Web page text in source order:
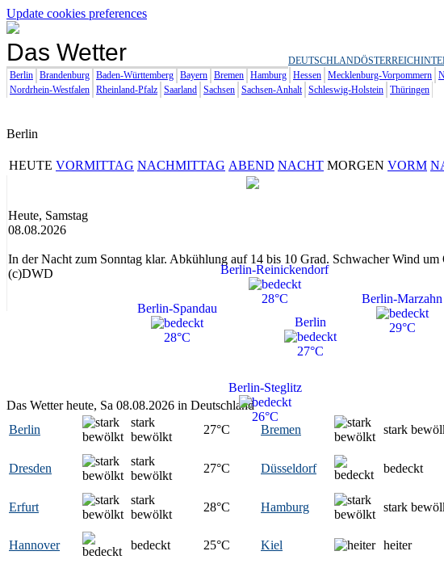
Update cookies preferences
Das Wetter DEUTSCHLANDÖSTERREICH
Berlin Brandenburg Baden-Württemberg Bayern Bremen Hamburg Hessen Mecklenburg-Vorpommern
Nordrhein-Westfalen Rheinland-Pfalz Saarland Sachsen Sachsen-Anhalt Schleswig-Holstein Thüringen
Berlin
HEUTE VORMITTAG NACHMITTAG ABEND NACHT MORGEN VORM
Berlin
27°C
Berlin-Spandau
28°C
Berlin-Reinickendorf
28°C Berlin-Marzahn
29°C
Berlin-Steglitz
26°C
Heute, Samstag
08.08.2026
In der Nacht zum Sonntag klar. Abkühlung auf 14 bis 10 Grad. Schwacher Wind um
(c)DWD
Das Wetter heute, Sa 08.08.2026 in Deutschland
Berlin
stark
bewölkt
27°C Bremen stark
Dresden
stark
bewölkt
27°C Düsseldorf bedeckt
Erfurt
stark
bewölkt
28°C Hamburg stark
Hannover bedeckt 25°C Kiel heiter